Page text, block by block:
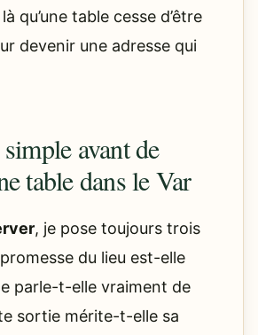
qu’une table cesse d’être
devenir une adresse qui
avant de
table dans le Var
, je pose toujours trois
du lieu est-elle
parle-t-elle vraiment de
sortie mérite-t-elle sa